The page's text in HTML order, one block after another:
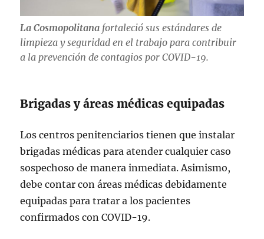
La Cosmopolitana fortaleció sus estándares de
limpieza y seguridad en el trabajo para contribuir
a la prevención de contagios por COVID-19.
Brigadas y áreas médicas equipadas
Los centros penitenciarios tienen que instalar
brigadas médicas para atender cualquier caso
sospechoso de manera inmediata. Asimismo,
debe contar con áreas médicas debidamente
equipadas para tratar a los pacientes
confirmados con COVID-19.